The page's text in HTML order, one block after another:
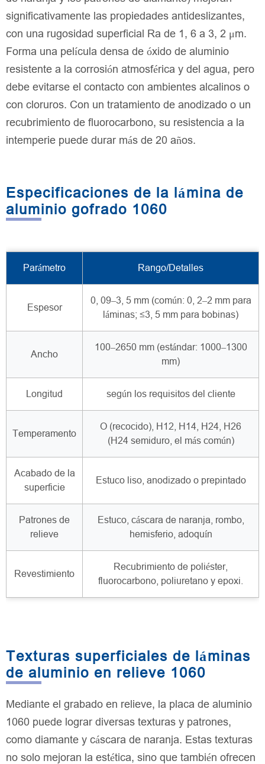
significativamente las propiedades antideslizantes,
con una rugosidad superficial Ra de 1, 6 a 3, 2 μm.
Forma una película densa de óxido de aluminio
resistente a la corrosión atmosférica y del agua, pero
debe evitarse el contacto con ambientes alcalinos o
con cloruros. Con un tratamiento de anodizado o un
recubrimiento de fluorocarbono, su resistencia a la
intemperie puede durar más de 20 años.
Especificaciones de la lámina de
aluminio gofrado 1060
Parámetro Rango/Detalles
Espesor
0, 09–3, 5 mm (común: 0, 2–2 mm para
láminas; ≤3, 5 mm para bobinas)
Ancho
100–2650 mm (estándar: 1000–1300
mm)
Longitud según los requisitos del cliente
Temperamento
O (recocido), H12, H14, H24, H26
(H24 semiduro, el más común)
Acabado de la
superficie
Estuco liso, anodizado o prepintado
Patrones de
relieve
Estuco, cáscara de naranja, rombo,
hemisferio, adoquín
Revestimiento
Recubrimiento de poliéster,
fluorocarbono, poliuretano y epoxi.
Texturas superficiales de láminas
de aluminio en relieve 1060
Mediante el grabado en relieve, la placa de aluminio
1060 puede lograr diversas texturas y patrones,
como diamante y cáscara de naranja. Estas texturas
no solo mejoran la estética, sino que también ofrecen